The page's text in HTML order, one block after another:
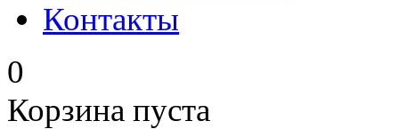
Контакты
0
Корзина пуста